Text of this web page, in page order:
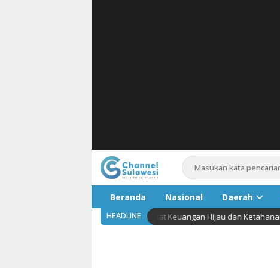
Beranda Nasional Daerah
Pariwisata
HEADLINE
Komitmen Perkuat Keuangan Hijau dan Ketahanan Iklim